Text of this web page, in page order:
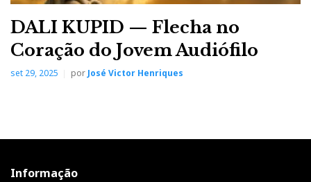
DALI KUPID — Flecha no
Coração do Jovem Audiófilo
set 29, 2025 por José Victor Henriques
Informação